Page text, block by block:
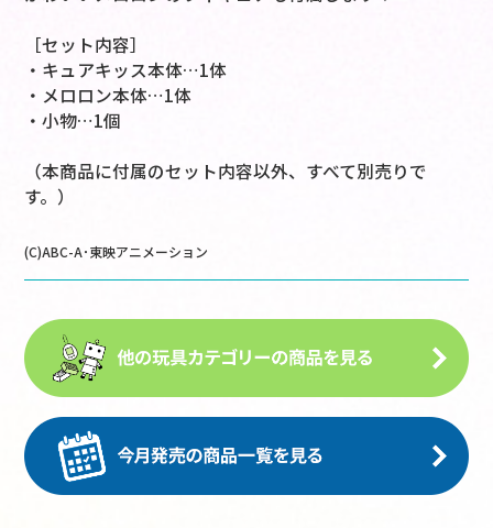
［セット内容］
・キュアキッス本体…1体
・メロロン本体…1体
・小物…1個
（本商品に付属のセット内容以外、すべて別売りで
す。）
(C)ABC-A･東映アニメーション